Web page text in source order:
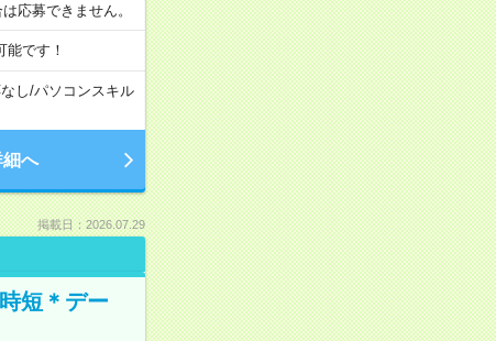
応募できません。
です！
し/パソコンスキル
細へ
掲載日：2026.07.29
短＊デー